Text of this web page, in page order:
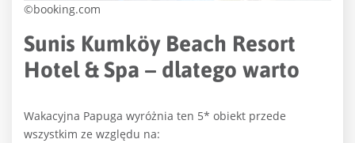
©booking.com
Sunis Kumköy Beach Resort
Hotel & Spa – dlatego warto
Wakacyjna Papuga wyróżnia ten 5* obiekt przede
wszystkim ze względu na: